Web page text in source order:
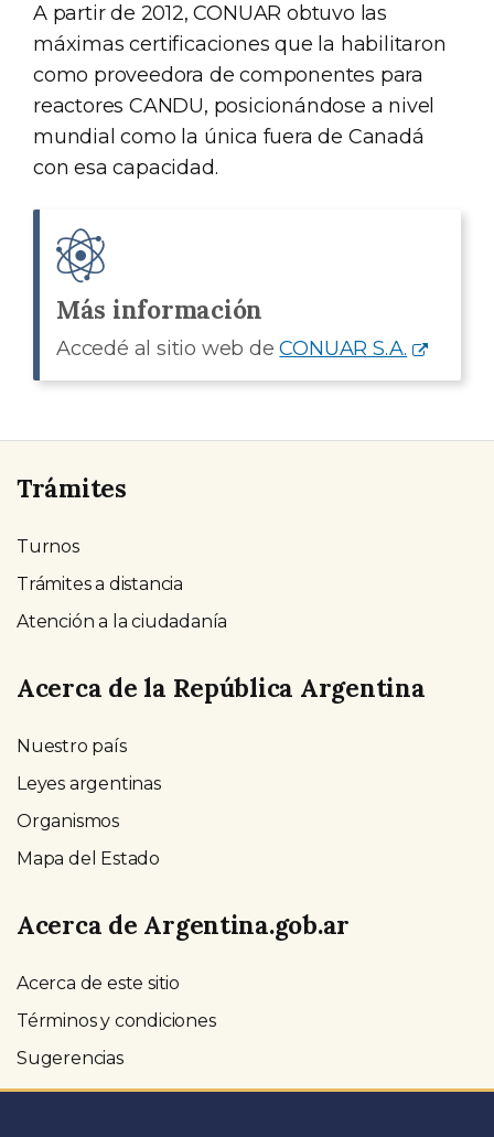
A partir de 2012, CONUAR obtuvo las
máximas certificaciones que la habilitaron
como proveedora de componentes para
reactores CANDU, posicionándose a nivel
mundial como la única fuera de Canadá
con esa capacidad.
Más información
Accedé al sitio web deCONUAR S.A.
Trámites
Turnos
Trámites a distancia
Atención a la ciudadanía
Acerca de la República Argentina
Nuestro país
Leyes argentinas
Organismos
Mapa del Estado
Acerca de Argentina.gob.ar
Acerca de este sitio
Términos y condiciones
Sugerencias